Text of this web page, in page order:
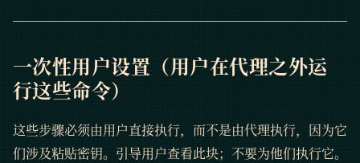
一次性用户设置（用户在代理之外运
行这些命令）
这些步骤必须由用户直接执行，而不是由代理执行，因为它
们涉及粘贴密钥。引导用户查看此块；不要为他们执行它。